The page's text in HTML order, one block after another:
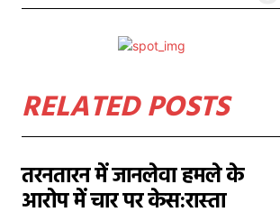
RELATED POSTS
तरनतारन में जानलेवा हमले के
आरोप में चार पर केस:रास्ता